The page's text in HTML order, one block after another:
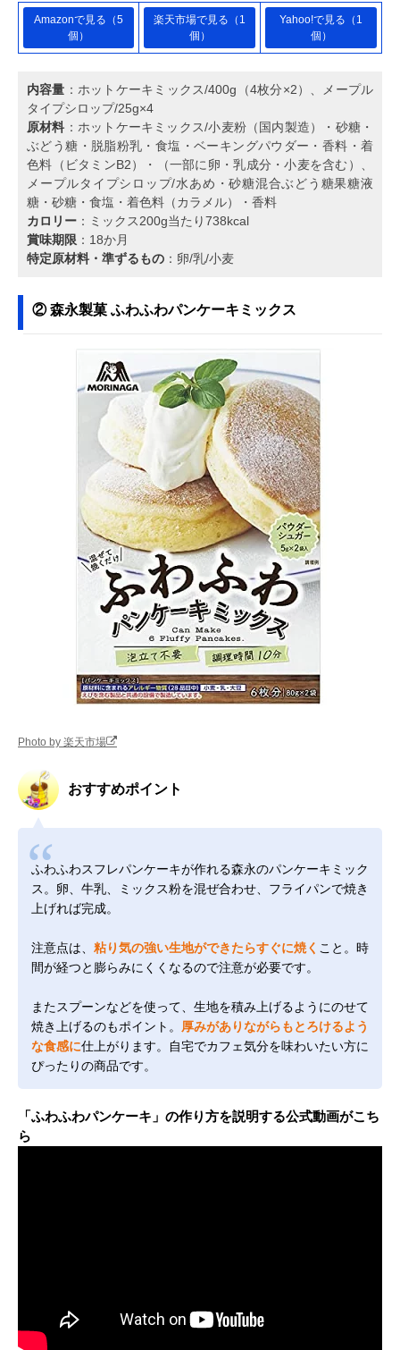
Amazonで見る（5
個）
楽天市場で見る（1
個）
Yahoo!で見る（1
個）
内容量 ：ホットケーキミックス/400g（4枚分×2）、メープル
タイプシロップ/25g×4
原材料 ：ホットケーキミックス/小麦粉（国内製造）・砂糖・
ぶどう糖・脱脂粉乳・食塩・ベーキングパウダー・香料・着
色料（ビタミンB2）・（一部に卵・乳成分・小麦を含む）、
メープルタイプシロップ/水あめ・砂糖混合ぶどう糖果糖液
糖・砂糖・食塩・着色料（カラメル）・香料
カロリー ：ミックス200g当たり738kcal
賞味期限 ：18か月
特定原材料・準ずるもの ：卵/乳/小麦
② 森永製菓 ふわふわパンケーキミックス
Photo by 楽天市場
おすすめポイント
ふわふわスフレパンケーキが作れる森永のパンケーキミック
ス。卵、牛乳、ミックス粉を混ぜ合わせ、フライパンで焼き
上げれば完成。
注意点は、 粘り気の強い生地ができたらすぐに焼く こと。時
間が経つと膨らみにくくなるので注意が必要です。
またスプーンなどを使って、生地を積み上げるようにのせて
焼き上げるのもポイント。 厚みがありながらもとろけるよう
な食感に仕上がります。自宅でカフェ気分を味わいたい方に
ぴったりの商品です。
「ふわふわパンケーキ」の作り方を説明する公式動画がこち
ら